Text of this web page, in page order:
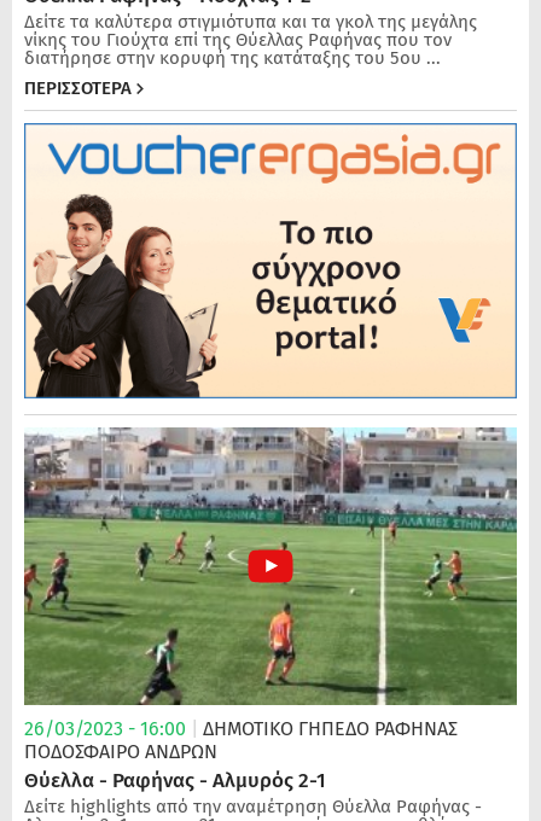
Δείτε τα καλύτερα στιγμιότυπα και τα γκολ της μεγάλης
νίκης του Γιούχτα επί της Θύελλας Ραφήνας που τον
διατήρησε στην κορυφή της κατάταξης του 5ου ...
ΠΕΡΙΣΣΟΤΕΡΑ
26/03/2023 - 16:00
ΔΗΜΟΤΙΚΟ ΓΗΠΕΔΟ ΡΑΦΗΝΑΣ
ΠΟΔΌΣΦΑΙΡΟ ΑΝΔΡΏΝ
Θύελλα - Ραφήνας - Αλμυρός 2-1
Δείτε highlights από την αναμέτρηση Θύελλα Ραφήνας -